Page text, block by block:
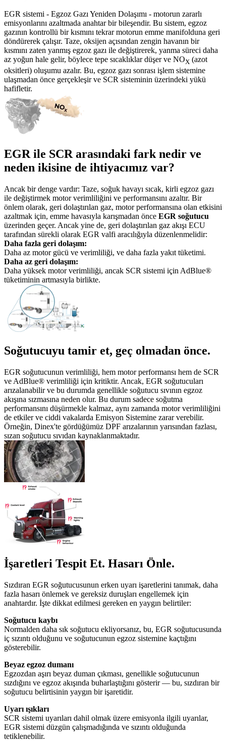
EGR sistemi - Egzoz Gazı Yeniden Dolaşımı - motorun zararlı
emisyonlarını azaltmada anahtar bir bileşendir. Bu sistem, egzoz
gazının kontrollü bir kısmını tekrar motorun emme manifolduna geri
döndürerek çalışır. Taze, oksijen açısından zengin havanın bir
kısmını zaten yanmış egzoz gazı ile değiştirerek, yanma süreci daha
az yoğun hale gelir, böylece tepe sıcaklıklar düşer ve NOX (azot
oksitleri) oluşumu azalır. Bu, egzoz gazı sonrası işlem sistemine
ulaşmadan önce gerçekleşir ve SCR sisteminin üzerindeki yükü
hafifletir.
EGR ile SCR arasındaki fark nedir ve
neden ikisine de ihtiyacımız var?
Ancak bir denge vardır: Taze, soğuk havayı sıcak, kirli egzoz gazı
ile değiştirmek motor verimliliğini ve performansını azaltır. Bir
önlem olarak, geri dolaştırılan gaz, motor performansına olan etkisini
azaltmak için, emme havasıyla karışmadan önce EGR soğutucu
üzerinden geçer. Ancak yine de, geri dolaştırılan gaz akışı ECU
tarafından sürekli olarak EGR valfi aracılığıyla düzenlenmelidir:
Daha fazla geri dolaşım:
Daha az motor gücü ve verimliliği, ve daha fazla yakıt tüketimi.
Daha az geri dolaşım:
Daha yüksek motor verimliliği, ancak SCR sistemi için AdBlue®
tüketiminin artmasıyla birlikte.
Soğutucuyu tamir et, geç olmadan önce.
EGR soğutucunun verimliliği, hem motor performansı hem de SCR
ve AdBlue® verimliliği için kritiktir. Ancak, EGR soğutucuları
arızalanabilir ve bu durumda genellikle soğutucu sıvının egzoz
akışına sızmasına neden olur. Bu durum sadece soğutma
performansını düşürmekle kalmaz, aynı zamanda motor verimliliğini
de etkiler ve ciddi vakalarda Emisyon Sistemine zarar verebilir.
Örneğin, Dinex'te gördüğümüz DPF arızalarının yarısından fazlası,
sızan soğutucu sıvıdan kaynaklanmaktadır.
İşaretleri Tespit Et. Hasarı Önle.
Sızdıran EGR soğutucusunun erken uyarı işaretlerini tanımak, daha
fazla hasarı önlemek ve gereksiz duruşları engellemek için
anahtardır. İşte dikkat edilmesi gereken en yaygın belirtiler:
Soğutucu kaybı
Normalden daha sık soğutucu ekliyorsanız, bu, EGR soğutucusunda
iç sızıntı olduğunu ve soğutucunun egzoz sistemine kaçtığını
gösterebilir.
Beyaz egzoz dumanı
Egzozdan aşırı beyaz duman çıkması, genellikle soğutucunun
sızdığını ve egzoz akışında buharlaştığını gösterir — bu, sızdıran bir
soğutucu belirtisinin yaygın bir işaretidir.
Uyarı ışıkları
SCR sistemi uyarıları dahil olmak üzere emisyonla ilgili uyarılar,
EGR sistemi düzgün çalışmadığında ve sızıntı olduğunda
tetiklenebilir.